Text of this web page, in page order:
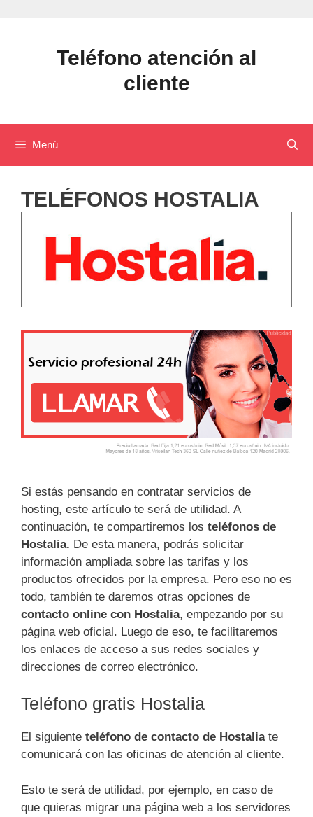
Teléfono atención al
cliente
Menú
TELÉFONOS HOSTALIA
Si estás pensando en contratar servicios de
hosting, este artículo te será de utilidad. A
continuación, te compartiremos los teléfonos de
Hostalia. De esta manera, podrás solicitar
información ampliada sobre las tarifas y los
productos ofrecidos por la empresa. Pero eso no es
todo, también te daremos otras opciones de
contacto online con Hostalia, empezando por su
página web oficial. Luego de eso, te facilitaremos
los enlaces de acceso a sus redes sociales y
direcciones de correo electrónico.
Teléfono gratis Hostalia
El siguiente teléfono de contacto de Hostaliate
comunicará con las oficinas de atención al cliente.
Esto te será de utilidad, por ejemplo, en caso de
que quieras migrar una página web a los servidores